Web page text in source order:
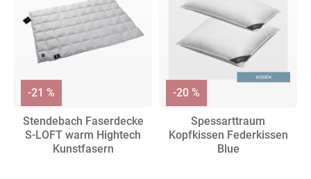
Stendebach Faserdecke
S-LOFT warm Hightech
Kunstfasern
-21 %
Spessarttraum
Kopfkissen Federkissen
Blue
-20 %